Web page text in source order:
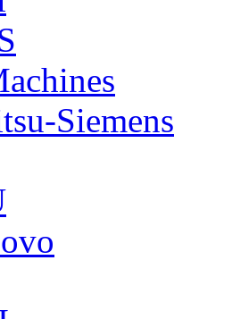
Siemens